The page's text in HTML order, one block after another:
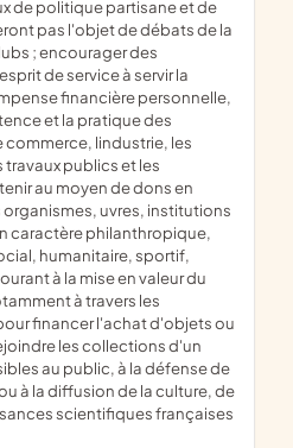
de politique partisane et de
pas l'objet de débats de la
; encourager des
de service à servir la
financière personnelle,
et la pratique des
lindustrie, les
publics et les
au moyen de dons en
uvres, institutions
caractère philanthropique,
humanitaire, sportif,
à la mise en valeur du
à travers les
financer l'achat d'objets ou
les collections d'un
au public, à la défense de
à la diffusion de la culture, de
scientifiques françaises